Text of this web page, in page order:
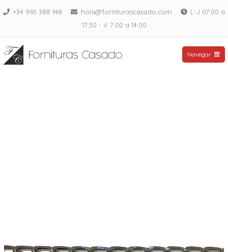
Saltar+34 965 388 148 hola@forniturascasado.com
L-J 07:00 a
17:30 - V 7:00 a 14:00
Fornituras Casado
Navegar